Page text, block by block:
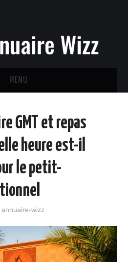
MENU
GMT et repas
heure est-il
le petit-
annuaire-wizz